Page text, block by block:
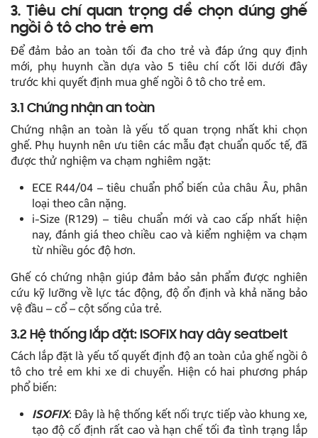
3. Tiêu chí quan trọng để chọn đúng ghế
ngồi ô tô cho trẻ em
Để đảm bảo an toàn tối đa cho trẻ và đáp ứng quy định
mới, phụ huynh cần dựa vào 5 tiêu chí cốt lõi dưới đây
trước khi quyết định mua ghế ngồi ô tô cho trẻ em.
3.1 Chứng nhận an toàn
Chứng nhận an toàn là yếu tố quan trọng nhất khi chọn
ghế. Phụ huynh nên ưu tiên các mẫu đạt chuẩn quốc tế, đã
được thử nghiệm va chạm nghiêm ngặt:
ECE R44/04 – tiêu chuẩn phổ biến của châu Âu, phân
loại theo cân nặng.
i-Size (R129) – tiêu chuẩn mới và cao cấp nhất hiện
nay, đánh giá theo chiều cao và kiểm nghiệm va chạm
từ nhiều góc độ hơn.
Ghế có chứng nhận giúp đảm bảo sản phẩm được nghiên
cứu kỹ lưỡng về lực tác động, độ ổn định và khả năng bảo
vệ đầu – cổ – cột sống của trẻ.
3.2 Hệ thống lắp đặt: ISOFIX hay dây seatbelt
Cách lắp đặt là yếu tố quyết định độ an toàn của ghế ngồi ô
tô cho trẻ em khi xe di chuyển. Hiện có hai phương pháp
phổ biến:
ISOFIX: Đây là hệ thống kết nối trực tiếp vào khung xe,
tạo độ cố định rất cao và hạn chế tối đa tình trạng lắp